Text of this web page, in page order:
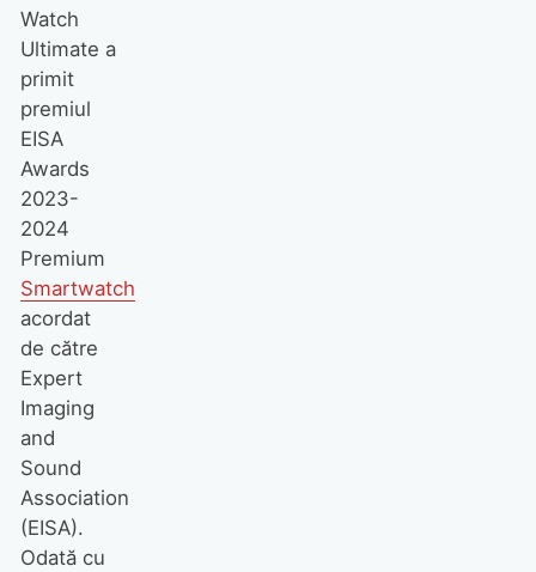
Watch
Ultimate a
primit
premiul
EISA
Awards
2023-
2024
Premium
Smartwatch
acordat
de către
Expert
Imaging
and
Sound
Association
(EISA).
Odată cu